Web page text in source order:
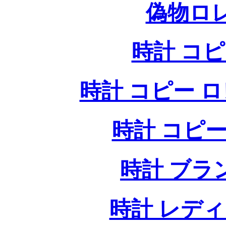
偽物ロ
時計 コ
時計 コピー
時計 コピ
時計 ブラ
時計 レデ